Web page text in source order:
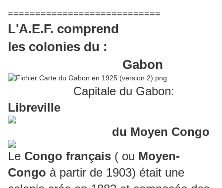
============================
L'A.E.F. comprend
les colonies du :
Gabon
Capitale du Gabon:
Libreville
du Moyen Congo
Le Congo français ( ou Moyen-
Congo à partir de 1903) était une